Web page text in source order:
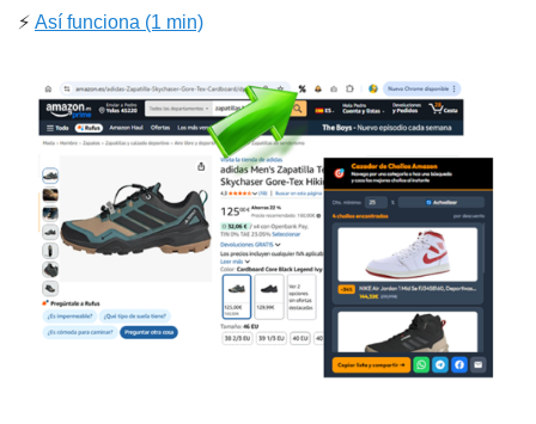
⚡ Así funciona (1 min)